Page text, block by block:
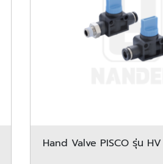
Hand Valve PISCO รุ่น